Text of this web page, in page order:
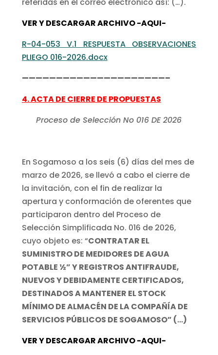
VER Y DESCARGAR ARCHIVO -AQUI-
R-04-053 V.1 RESPUESTA OBSERVACIONES
PLIEGO 016-2026.docx
—————————————————————–
4. ACTA DE CIERRE DE PROPUESTAS
Proceso de Selección No 016 DE 2026
En Sogamoso a los seis (6) días del mes de
marzo de 2026, se llevó a cabo el cierre de
la invitación, con el fin de realizar la
apertura y conformación de oferentes que
participaron dentro del Proceso de
Selección Simplificada No. 016 de 2026,
cuyo objeto es: “CONTRATAR EL
SUMINISTRO DE MEDIDORES DE AGUA
POTABLE ½” Y REGISTROS ANTIFRAUDE,
NUEVOS Y DEBIDAMENTE CERTIFICADOS,
DESTINADOS A MANTENER EL STOCK
MÍNIMO DE ALMACÉN DE LA COMPAÑÍA DE
SERVICIOS PÚBLICOS DE SOGAMOSO” (…)
VER Y DESCARGAR ARCHIVO -AQUI-